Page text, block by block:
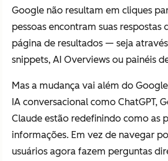
Google não resultam em cliques
pessoas encontram suas respostas
página de resultados — seja
snippets, AI Overviews ou painéis
Mas a mudança vai além do
IA conversacional como ChatGPT,
Claude estão redefinindo como as
informações. Em vez de navegar
usuários agora fazem perguntas